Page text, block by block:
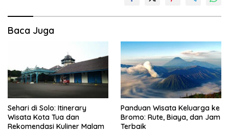
Baca Juga
Sehari di Solo: Itinerary
Wisata Kota Tua dan
Rekomendasi Kuliner Malam
Panduan Wisata Keluarga ke
Bromo: Rute, Biaya, dan Jam
Terbaik